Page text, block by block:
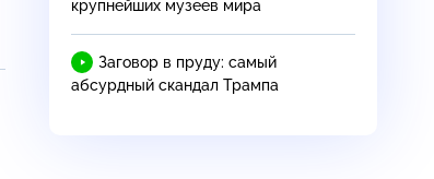
крупнейших музеев мира
Заговор в пруду: самый
абсурдный скандал Трампа